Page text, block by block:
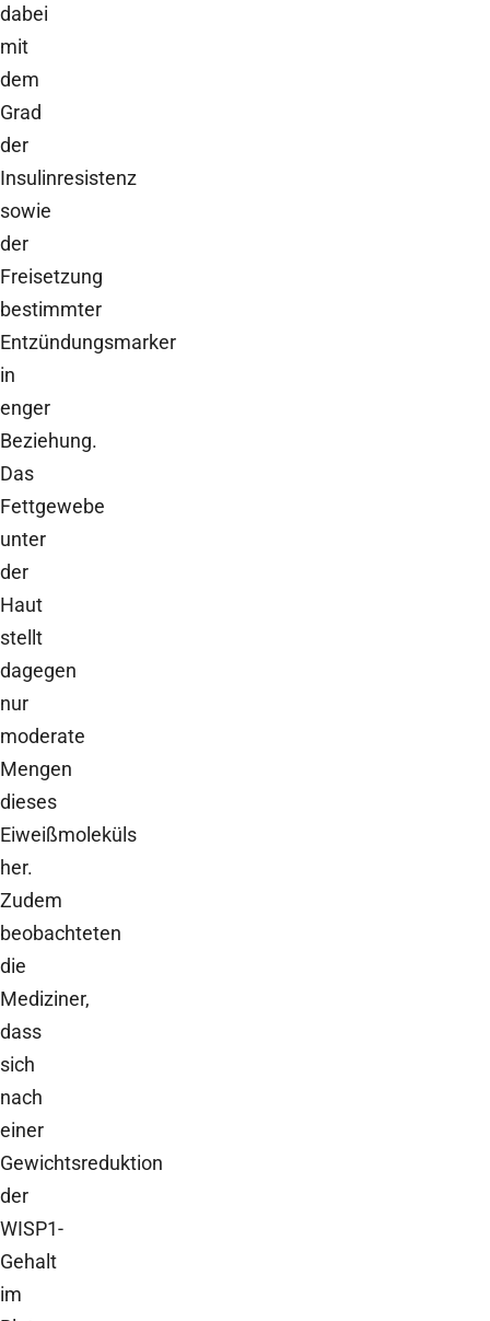
dabei
mit
dem
Grad
der
Insulinresistenz
sowie
der
Freisetzung
bestimmter
Entzündungsmarker
in
enger
Beziehung.
Das
Fettgewebe
unter
der
Haut
stellt
dagegen
nur
moderate
Mengen
dieses
Eiweißmoleküls
her.
Zudem
beobachteten
die
Mediziner,
dass
sich
nach
einer
Gewichtsreduktion
der
WISP1-
Gehalt
im